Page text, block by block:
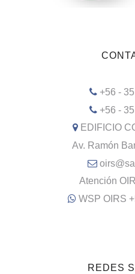
+56 -
+56 -
EDIFICIO
Av. Ramón
Atención
WSP OIRS
REDES